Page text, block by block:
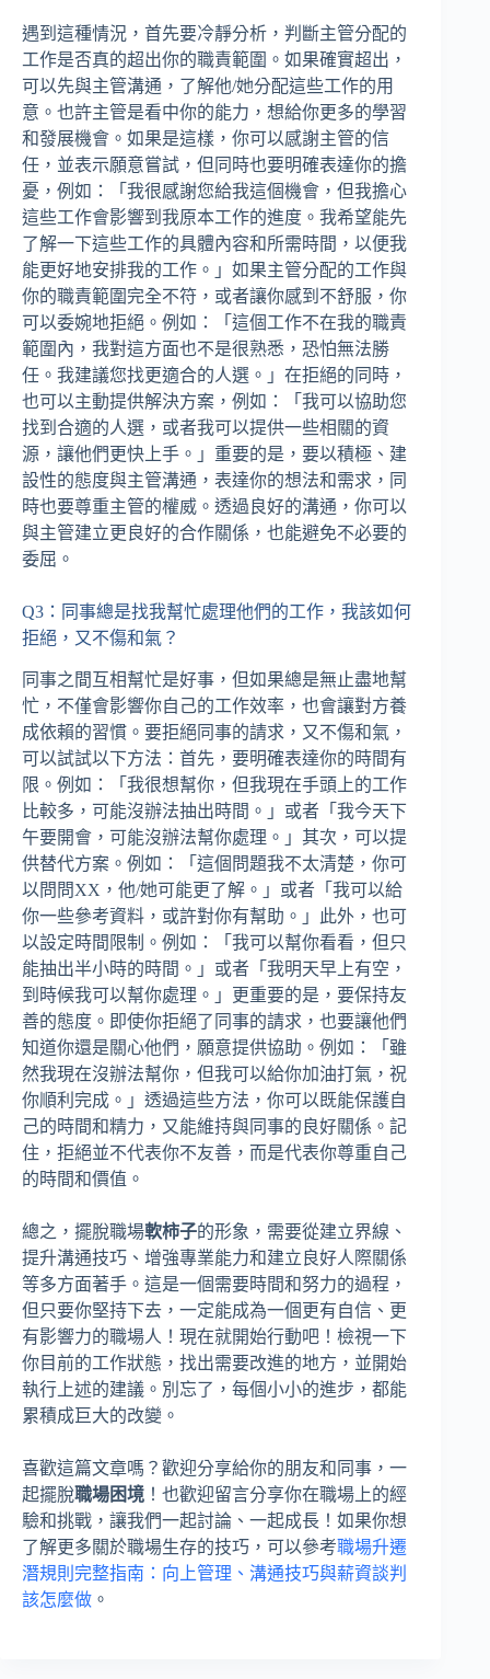
遇到這種情況，首先要冷靜分析，判斷主管分配的
工作是否真的超出你的職責範圍。如果確實超出，
可以先與主管溝通，了解他/她分配這些工作的用
意。也許主管是看中你的能力，想給你更多的學習
和發展機會。如果是這樣，你可以感謝主管的信
任，並表示願意嘗試，但同時也要明確表達你的擔
憂，例如：「我很感謝您給我這個機會，但我擔心
這些工作會影響到我原本工作的進度。我希望能先
了解一下這些工作的具體內容和所需時間，以便我
能更好地安排我的工作。」如果主管分配的工作與
你的職責範圍完全不符，或者讓你感到不舒服，你
可以委婉地拒絕。例如：「這個工作不在我的職責
範圍內，我對這方面也不是很熟悉，恐怕無法勝
任。我建議您找更適合的人選。」在拒絕的同時，
也可以主動提供解決方案，例如：「我可以協助您
找到合適的人選，或者我可以提供一些相關的資
源，讓他們更快上手。」重要的是，要以積極、建
設性的態度與主管溝通，表達你的想法和需求，同
時也要尊重主管的權威。透過良好的溝通，你可以
與主管建立更良好的合作關係，也能避免不必要的
委屈。
Q3：同事總是找我幫忙處理他們的工作，我該如何
拒絕，又不傷和氣？
同事之間互相幫忙是好事，但如果總是無止盡地幫
忙，不僅會影響你自己的工作效率，也會讓對方養
成依賴的習慣。要拒絕同事的請求，又不傷和氣，
可以試試以下方法：首先，要明確表達你的時間有
限。例如：「我很想幫你，但我現在手頭上的工作
比較多，可能沒辦法抽出時間。」或者「我今天下
午要開會，可能沒辦法幫你處理。」其次，可以提
供替代方案。例如：「這個問題我不太清楚，你可
以問問XX，他/她可能更了解。」或者「我可以給
你一些參考資料，或許對你有幫助。」此外，也可
以設定時間限制。例如：「我可以幫你看看，但只
能抽出半小時的時間。」或者「我明天早上有空，
到時候我可以幫你處理。」更重要的是，要保持友
善的態度。即使你拒絕了同事的請求，也要讓他們
知道你還是關心他們，願意提供協助。例如：「雖
然我現在沒辦法幫你，但我可以給你加油打氣，祝
你順利完成。」透過這些方法，你可以既能保護自
己的時間和精力，又能維持與同事的良好關係。記
住，拒絕並不代表你不友善，而是代表你尊重自己
的時間和價值。
總之，擺脫職場軟柿子的形象，需要從建立界線、
提升溝通技巧、增強專業能力和建立良好人際關係
等多方面著手。這是一個需要時間和努力的過程，
但只要你堅持下去，一定能成為一個更有自信、更
有影響力的職場人！現在就開始行動吧！檢視一下
你目前的工作狀態，找出需要改進的地方，並開始
執行上述的建議。別忘了，每個小小的進步，都能
累積成巨大的改變。
喜歡這篇文章嗎？歡迎分享給你的朋友和同事，一
起擺脫職場困境 ！也歡迎留言分享你在職場上的經
驗和挑戰，讓我們一起討論、一起成長！如果你想
了解更多關於職場生存的技巧，可以參考職場升遷
潛規則完整指南：向上管理、溝通技巧與薪資談判
該怎麼做 。